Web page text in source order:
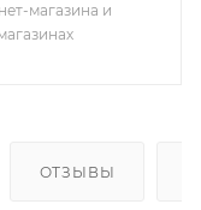
магазина и
ОТЗЫВЫ